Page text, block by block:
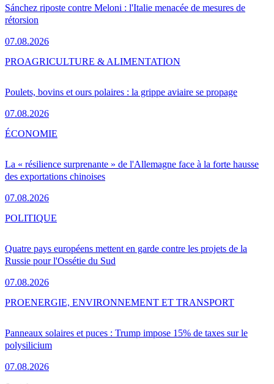
Sánchez riposte contre Meloni : l'Italie menacée de mesures de
rétorsion
07.08.2026
Poulets, bovins et ours polaires : la grippe aviaire se propage
07.08.2026
PROAGRICULTURE & ALIMENTATION
La « résilience surprenante » de l'Allemagne face à la forte hausse
des exportations chinoises
07.08.2026
ÉCONOMIE
Quatre pays européens mettent en garde contre les projets de la
Russie pour l'Ossétie du Sud
07.08.2026
POLITIQUE
Panneaux solaires et puces : Trump impose 15% de taxes sur le
polysilicium
07.08.2026
PROENERGIE, ENVIRONNEMENT ET TRANSPORT